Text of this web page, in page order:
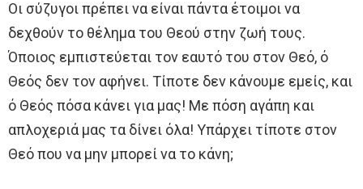
Οι σύζυγοι πρέπει να είναι πάντα έτοιμοι να
δεχθούν το θέλημα του Θεού στην ζωή τους.
Όποιος εμπιστεύεται τον εαυτό του στον Θεό, ό
Θεός δεν τον αφήνει. Τίποτε δεν κάνουμε εμείς, και
ό Θεός πόσα κάνει για μας! Με πόση αγάπη και
απλοχεριά μας τα δίνει όλα! Υπάρχει τίποτε στον
Θεό που να μην μπορεί να το κάνη;